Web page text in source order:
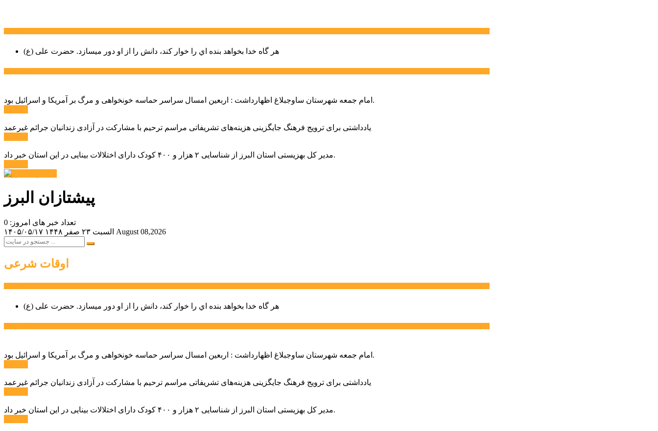
هر گاه خدا بخواهد بنده اي را خوار كند، دانش را از او دور میسازد. حضرت علی (ع)
امام جمعه شهرستان ساوجبلاغ اظهارداشت : اربعین امسال سراسر حماسه خونخواهی و مرگ بر آمریکا و اسرائیل بود.
یادداشتی برای ترویج فرهنگ جایگزینی هزینه‌های تشریفاتی مراسم ترحیم با مشارکت در آزادی زندانیان جرائم غیرعمد
مدیر کل بهزیستی استان البرز از شناسایی ۲ هزار و ۴۰۰ کودک دارای اختلالات بینایی در این استان خبر داد.
پیشتازان البرز
تعداد خبر های امروز: 0
۱۴۰۵/۰۵/۱۷
السبت ۲۳ صفر ۱۴۴۸ August 08,2026
اوقات شرعی
هر گاه خدا بخواهد بنده اي را خوار كند، دانش را از او دور میسازد. حضرت علی (ع)
امام جمعه شهرستان ساوجبلاغ اظهارداشت : اربعین امسال سراسر حماسه خونخواهی و مرگ بر آمریکا و اسرائیل بود.
یادداشتی برای ترویج فرهنگ جایگزینی هزینه‌های تشریفاتی مراسم ترحیم با مشارکت در آزادی زندانیان جرائم غیرعمد
مدیر کل بهزیستی استان البرز از شناسایی ۲ هزار و ۴۰۰ کودک دارای اختلالات بینایی در این استان خبر داد.